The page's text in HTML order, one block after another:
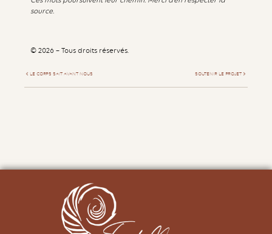
source.
© 2026 – Tous droits réservés.
LE CORPS SAIT AVANT NOUS SOUTENIR LE PROJET